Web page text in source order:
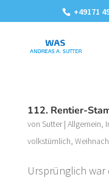
+49171
112. Rentier-
von Sutter| Allgemein,
volkstümlich,
Ursprünglich war